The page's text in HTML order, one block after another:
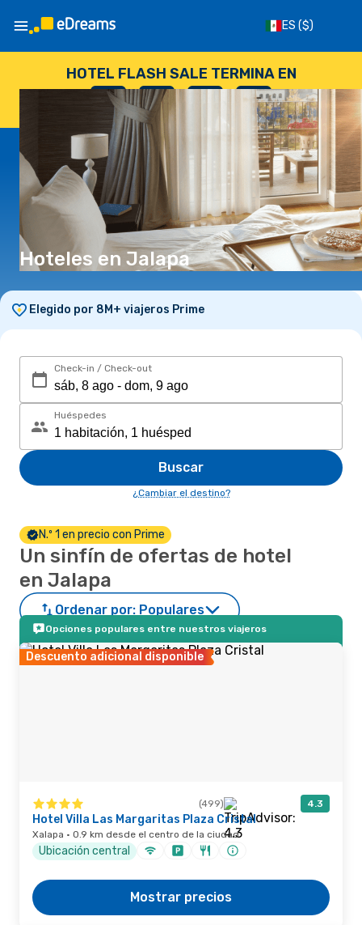
ES ($)
HOTEL FLASH SALE TERMINA EN
--
DÍAS
: --
HORAS
: --
SEGUNDOS
Hoteles en Jalapa
Elegido por 8M+ viajeros Prime
Check-in / Check-out
Huéspedes
Buscar
¿Cambiar el destino?
N.º 1 en precio con Prime
Un sinfín de ofertas de hotel
en Jalapa
Ordenar por: Populares
Opciones populares entre nuestros viajeros
Descuento adicional disponible
(499) 4.3
Hotel Villa Las Margaritas Plaza Cristal
Xalapa · 0.9 km desde el centro de la ciudad
Ubicación central
Mostrar precios